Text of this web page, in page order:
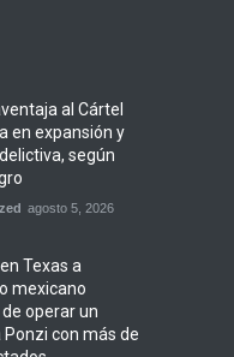
al Cártel
en expansión y
según
agosto 5, 2026
Texas a
mexicano
operar un
con más de